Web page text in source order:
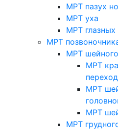
МРТ пазух
МРТ уха
МРТ глазных
МРТ
МРТ
МРТ
МРТ
МРТ
МРТ